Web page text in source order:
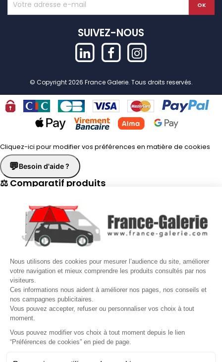
Nous utilisons des cookies pour mesurer l’audience du site, améliorer
votre navigation et mieux comprendre les produits consultés par nos
visiteurs.
Ces informations nous aident à améliorer nos pages, nos conseils et
nos campagnes publicitaires.
Vous pouvez accepter, refuser ou personnaliser vos choix à tout
moment.
Vous pouvez modifier vos choix à tout moment depuis le lien
“Préférences de cookies” en pied de page.
Gérer mes cookies
SUIVEZ-NOUS
© Copyright 2026 France Galerie. Tous droits reservés.
Cliquez-ici pour modifier vos préférences en matière de cookies
💬Besoin d'aide ?
⚖ Comparatif produits
📋 Fiche technique
Demander un rappel
Nos conseillers vous rappellent duLundi au Vendredide8h30 à
17h30.
Nom* Prénom*
Téléphone